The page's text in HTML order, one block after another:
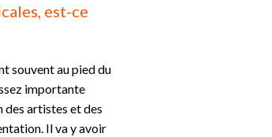
est-ce
souvent au pied du
importante
des artistes et des
Il va y avoir